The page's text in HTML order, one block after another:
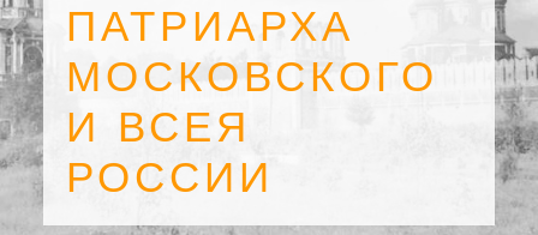
SEARCH
ПАТРИАРХА
МОСКОВСКОГО
И ВСЕЯ
РОССИИ